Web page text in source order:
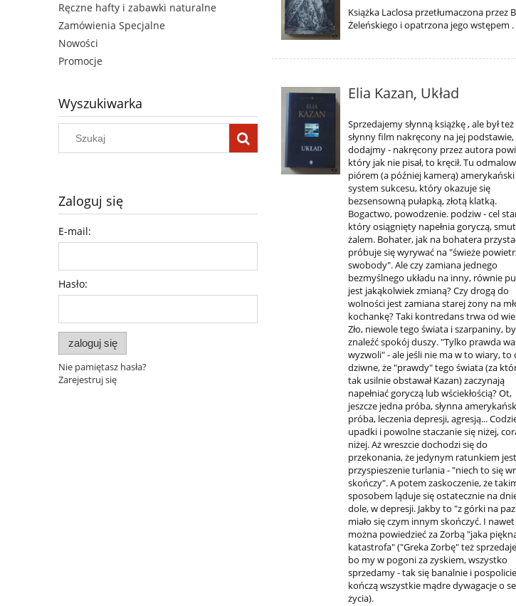
Ręczne hafty i zabawki naturalne
Zamówienia Specjalne
Nowości
Promocje
Wyszukiwarka
Zaloguj się
E-mail:
Hasło:
zaloguj się
Nie pamiętasz hasła?
Zarejestruj się
Książka Laclosa przetłumaczona przez
Żeleńskiego i opatrzona jego wstępem .
Elia Kazan, Układ
Sprzedajemy słynną książkę , ale był też
słynny film nakręcony na jej podstawie,
dodajmy - nakręcony przez autora
który jak nie pisał, to kręcił. Tu
piórem (a później kamerą) amerykański
system sukcesu, który okazuje się
bezsensowną pułapką, złotą klatką.
Bogactwo, powodzenie. podziw - cel
który osiągnięty napełnia goryczą,
żalem. Bohater, jak na bohatera
próbuje się wyrywać na "świeże
swobody". Ale czy zamiana jednego
bezmyślnego układu na inny, równie
jest jakąkolwiek zmianą? Czy drogą do
wolności jest zamiana starej żony na
kochankę? Taki kontredans trwa od
Zło, niewole tego świata i szarpaniny, by
znaleźć spokój duszy. "Tylko prawda
wyzwoli" - ale jeśli nie ma w to wiary, to
dziwne, że "prawdy" tego świata (za
tak usilnie obstawał Kazan) zaczynają
napełniać goryczą lub wściekłością? Ot,
jeszcze jedna próba, słynna
próba, leczenia depresji, agresją...
upadki i powolne staczanie się niżej,
niżej. Aż wreszcie dochodzi się do
przekonania, że jedynym ratunkiem jest
przyspieszenie turlania - "niech to się
skończy". A potem zaskoczenie, że
sposobem ląduje się ostatecznie na
dole, w depresji. Jakby to "z górki na
miało się czym innym skończyć. I
można powiedzieć za Zorbą "jaka
katastrofa" ("Greka Zorbę" też
bo my w pogoni za zyskiem, wszystko
sprzedamy - tak się banalnie i pospolicie
kończą wszystkie mądre dywagacje o
życia).